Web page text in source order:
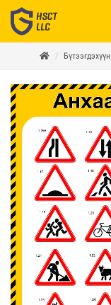
Бүтээгдэхүүн